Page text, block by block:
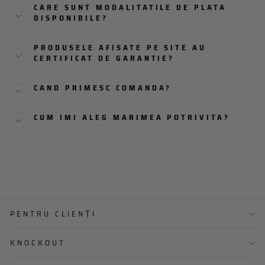
CARE SUNT MODALITATILE DE PLATA
DISPONIBILE?
PRODUSELE AFISATE PE SITE AU
CERTIFICAT DE GARANTIE?
CAND PRIMESC COMANDA?
CUM IMI ALEG MARIMEA POTRIVITA?
PENTRU CLIENȚI
KNOCKOUT